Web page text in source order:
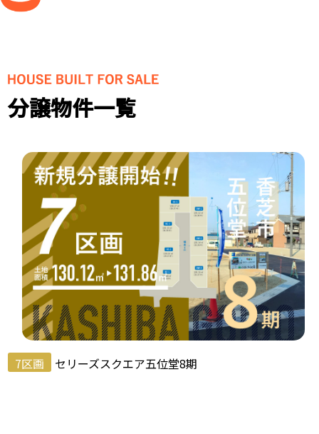
分譲物件一覧
7区画 セリーズスクエア五位堂8期